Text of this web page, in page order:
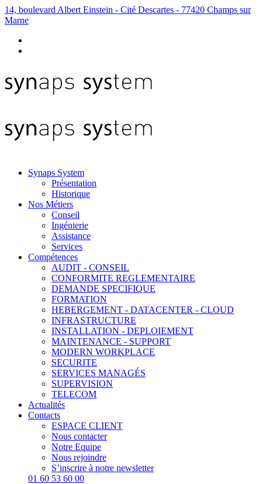
14, boulevard Albert Einstein - Cité Descartes - 77420 Champs sur
Marne
Synaps System
Présentation
Historique
Nos Métiers
Conseil
Ingénierie
Assistance
Services
Compétences
AUDIT - CONSEIL
CONFORMITE REGLEMENTAIRE
DEMANDE SPECIFIQUE
FORMATION
HEBERGEMENT - DATACENTER - CLOUD
INFRASTRUCTURE
INSTALLATION - DEPLOIEMENT
MAINTENANCE - SUPPORT
MODERN WORKPLACE
SECURITE
SERVICES MANAGÉS
SUPERVISION
TELECOM
Actualités
Contacts
ESPACE CLIENT
Nous contacter
Notre Equipe
Nous rejoindre
S’inscrire à notre newsletter
01 60 53 60 00